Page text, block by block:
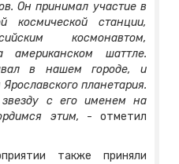
Он принимал участие в
космической станции,
космонавтом,
шаттле.
в нашем городе, и
планетария.
с его именем на
этим, - отметил
также приняли